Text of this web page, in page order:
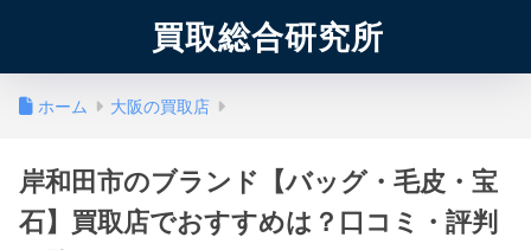
買取総合研究所
ホーム 大阪の買取店
岸和田市のブランド【バッグ・毛皮・宝
石】買取店でおすすめは？口コミ・評判